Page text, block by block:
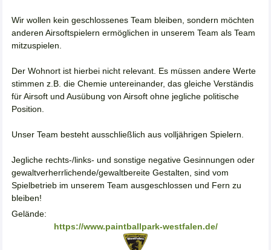
Wir wollen kein geschlossenes Team bleiben, sondern möchten
anderen Airsoftspielern ermöglichen in unserem Team als Team
mitzuspielen.
Der Wohnort ist hierbei nicht relevant. Es müssen andere Werte
stimmen z.B. die Chemie untereinander, das gleiche Verständis
für Airsoft und Ausübung von Airsoft ohne jegliche politische
Position.
Unser Team besteht ausschließlich aus volljährigen Spielern.
Jegliche rechts-/links- und sonstige negative Gesinnungen oder
gewaltverherrlichende/gewaltbereite Gestalten, sind vom
Spielbetrieb im unserem Team ausgeschlossen und Fern zu
bleiben!
Gelände:
https://www.paintballpark-westfalen.de/